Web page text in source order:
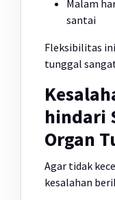
Malam
santai
Fleksibilitas
tunggal
hindari
Organ
Agar tidak
kesalahan